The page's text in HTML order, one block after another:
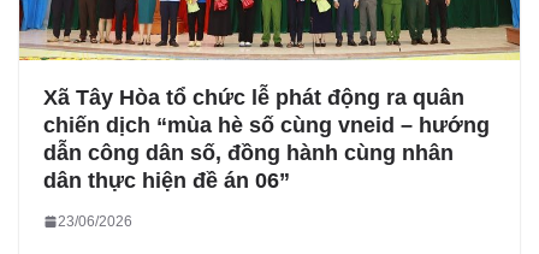
Xã Tây Hòa tổ chức lễ phát động ra quân
chiến dịch “mùa hè số cùng vneid – hướng
dẫn công dân số, đồng hành cùng nhân
dân thực hiện đề án 06”
23/06/2026